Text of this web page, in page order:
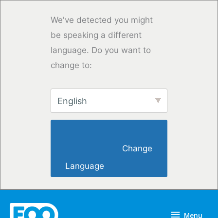
We've detected you might
be speaking a different
language. Do you want to
change to:
English
Language
Menu